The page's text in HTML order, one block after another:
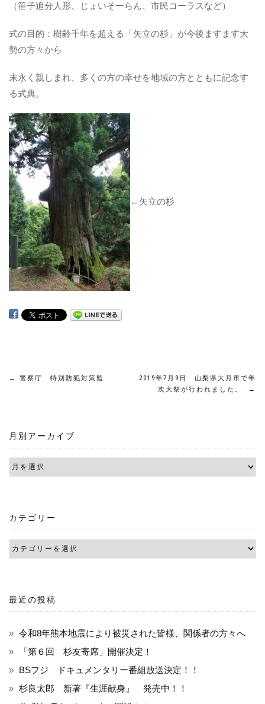
（笹子追分人形、じょいそーらん、市民コーラスなど）
式の目的：樹齢千年を超える「矢立の杉」が今後ますます大
勢の方々から
末永く親しまれ、多くの方の幸せを地域の方とともに記念す
る式典。
←矢立の杉
投
ナ
ビ
シ
ョ
← 警察庁 特別防犯対策監
2019年7月9日 山梨県大月市で年
次大祭が行われました。
→
月別アーカイブ
カテゴリー
最近の投稿
令和8年熊本地震により被災された皆様、関係者の方々へ
「第６回 杉友寄席」開催決定！
BSフジ ドキュメンタリー番組放送決定！！
杉良太郎 新著『生涯献身』 発売中！！